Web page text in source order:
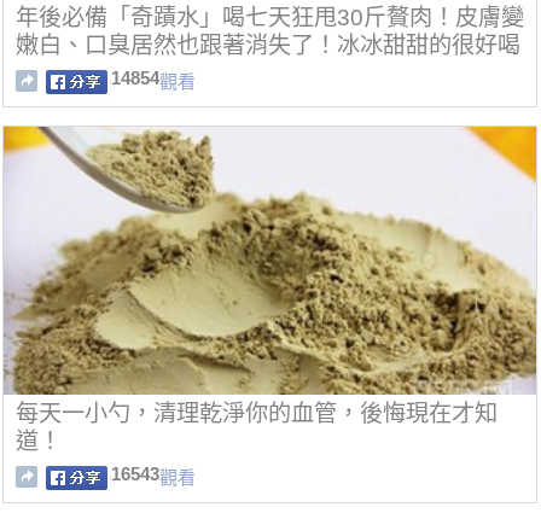
年後必備「奇蹟水」喝七天狂甩30斤贅肉！皮膚變
嫩白、口臭居然也跟著消失了！冰冰甜甜的很好喝
阿！
14854觀看
每天一小勺，清理乾淨你的血管，後悔現在才知
道！
16543觀看